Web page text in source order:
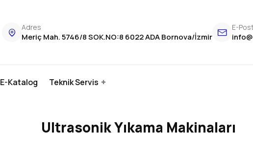
Adres
Meriç Mah. 5746/8 SOK.NO:8 6022 ADA Bornova/İzmir
E-
E-Katalog Teknik Servis
Ultrasonik Yıkama Makinaları